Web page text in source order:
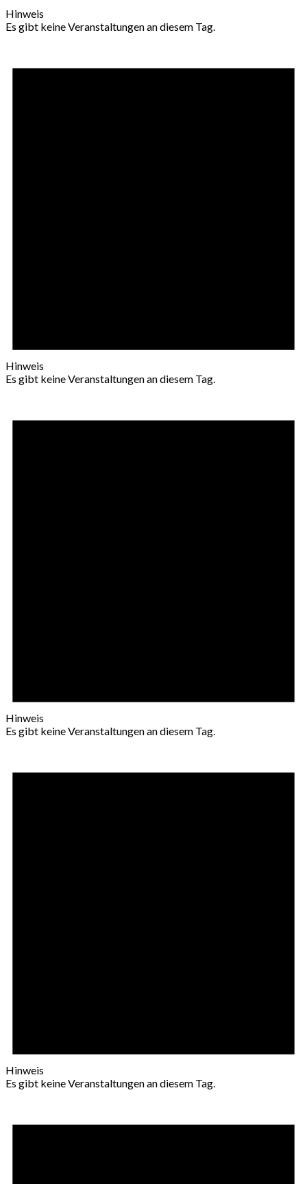
Hinweis
Es gibt keine Veranstaltungen an diesem Tag.
Hinweis
Es gibt keine Veranstaltungen an diesem Tag.
Hinweis
Es gibt keine Veranstaltungen an diesem Tag.
Hinweis
Es gibt keine Veranstaltungen an diesem Tag.